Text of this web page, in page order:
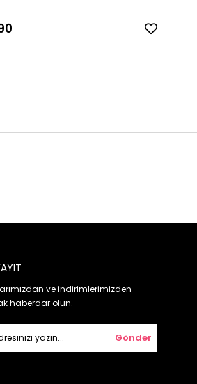
ve indirimlerimizden
haberdar olun.
Gönder